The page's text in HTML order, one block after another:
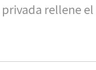
privada rellene